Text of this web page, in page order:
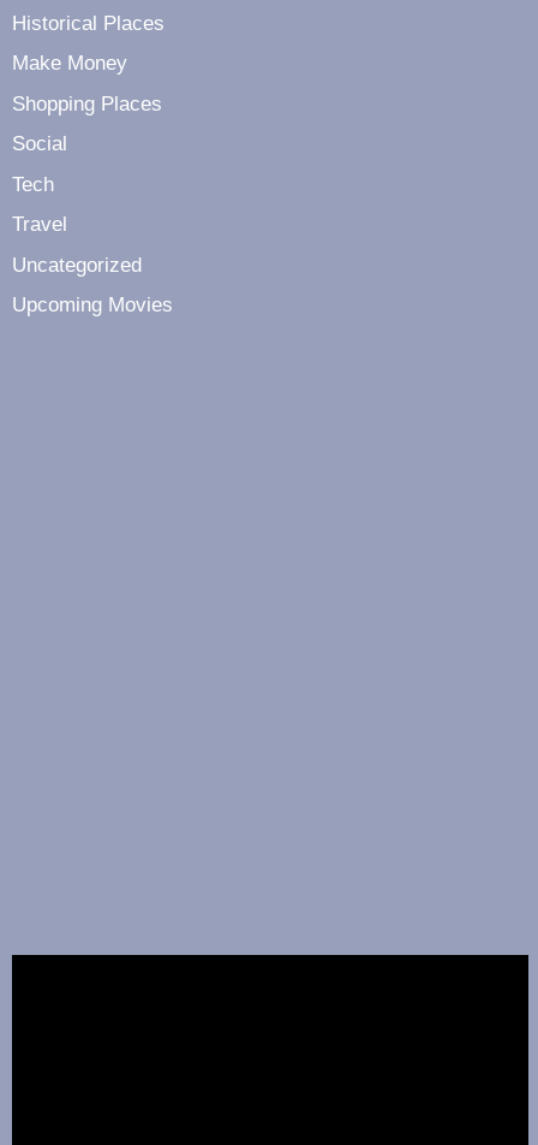
Historical Places
Make Money
Shopping Places
Social
Tech
Travel
Uncategorized
Upcoming Movies